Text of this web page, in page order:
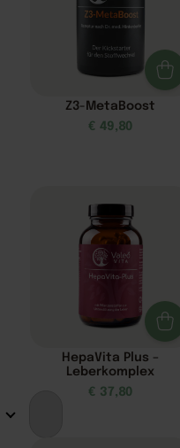
Z3-MetaBoost
€ 49,80
HepaVita Plus –
Leberkomplex
€ 37,80